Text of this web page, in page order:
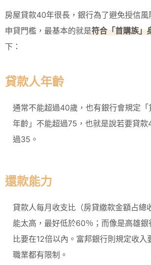
房屋貸款40年很長，銀行為了避免授信
申貸門檻，最基本的就是符合「首購族」
下：
貸款人年齡
通常不能超過40歲，也有銀行會規定「
年齡」不能超過75，也就是說若要貸
過35。
還款能力
貸款人每月收支比（房貸繳款金額占總
能太高，最好低於60％；而像是高雄
比要在12倍以內。富邦銀行則規定收入
職業都有限制。